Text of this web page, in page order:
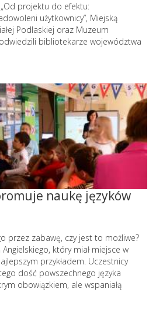
projektu do efektu:
użytkownicy”, Miejską
Podlaskiej oraz Muzeum
bibliotekarze województwa
naukę języków
przez zabawę, czy jest to możliwe?
który miał miejsce w
przykładem. Uczestnicy
dość powszechnego języka
obowiązkiem, ale wspaniałą